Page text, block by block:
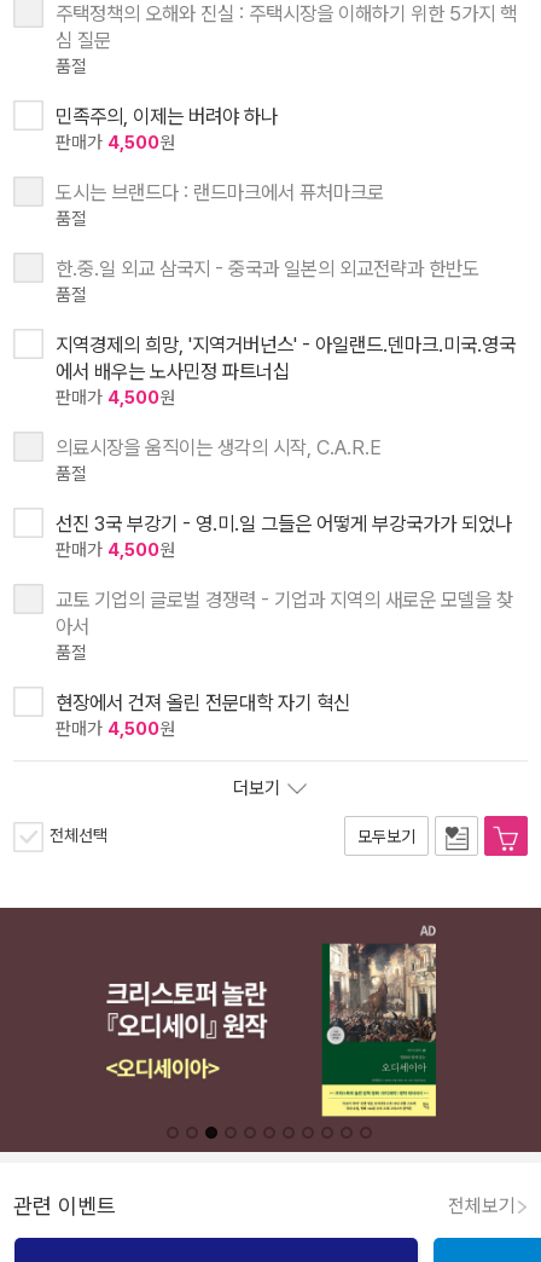
주택정책의 오해와 진실 : 주택시장을 이해하기 위한 5가지 핵
심 질문
품절
민족주의, 이제는 버려야 하나
판매가 4,500원
도시는 브랜드다 : 랜드마크에서 퓨처마크로
품절
한.중.일 외교 삼국지 - 중국과 일본의 외교전략과 한반도
품절
지역경제의 희망, '지역거버넌스' - 아일랜드.덴마크.미국.영국
에서 배우는 노사민정 파트너십
판매가 4,500원
의료시장을 움직이는 생각의 시작, C.A.R.E
품절
선진 3국 부강기 - 영.미.일 그들은 어떻게 부강국가가 되었나
판매가 4,500원
교토 기업의 글로벌 경쟁력 - 기업과 지역의 새로운 모델을 찾
아서
품절
현장에서 건져 올린 전문대학 자기 혁신
판매가 4,500원
더보기
전체선택 모두보기
관련 이벤트 전체보기